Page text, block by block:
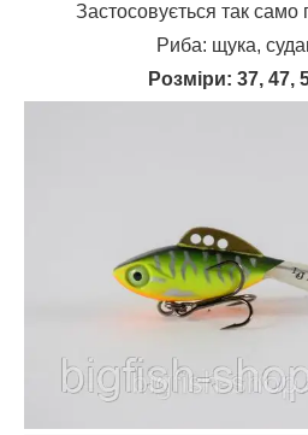
Застосовується так само
Риба: щука,
Розміри: 37, 47,